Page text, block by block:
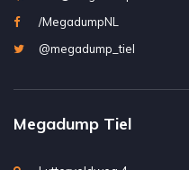
/MegadumpNL
@megadump_tiel
Megadump Tiel